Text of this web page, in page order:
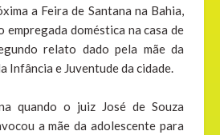
a Feira de Santana na Bahia,
empregada doméstica na casa de
relato dado pela mãe da
Infância e Juventude da cidade.
quando o juiz José de Souza
a mãe da adolescente para